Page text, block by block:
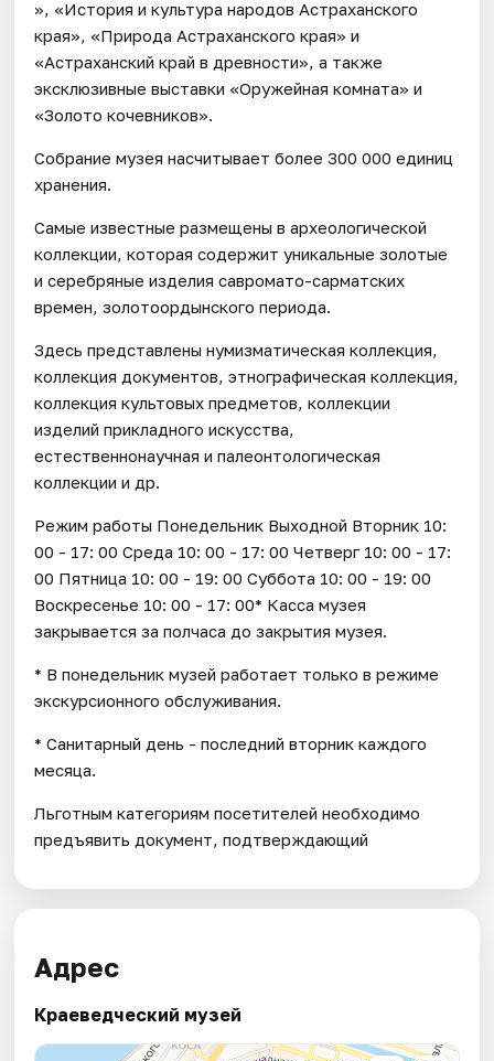
», «История и культура народов Астраханского
края», «Природа Астраханского края» и
«Астраханский край в древности», а также
эксклюзивные выставки «Оружейная комната» и
«Золото кочевников».
Собрание музея насчитывает более 300 000 единиц
хранения.
Самые известные размещены в археологической
коллекции, которая содержит уникальные золотые
и серебряные изделия савромато-сарматских
времен, золотоордынского периода.
Здесь представлены нумизматическая коллекция,
коллекция документов, этнографическая коллекция,
коллекция культовых предметов, коллекции
изделий прикладного искусства,
естественнонаучная и палеонтологическая
коллекции и др.
Режим работы Понедельник Выходной Вторник 10:
00 - 17: 00 Среда 10: 00 - 17: 00 Четверг 10: 00 - 17:
00 Пятница 10: 00 - 19: 00 Суббота 10: 00 - 19: 00
Воскресенье 10: 00 - 17: 00* Касса музея
закрывается за полчаса до закрытия музея.
* В понедельник музей работает только в режиме
экскурсионного обслуживания.
* Санитарный день - последний вторник каждого
месяца.
Льготным категориям посетителей необходимо
предъявить документ, подтверждающий
Адрес
Краеведческий музей